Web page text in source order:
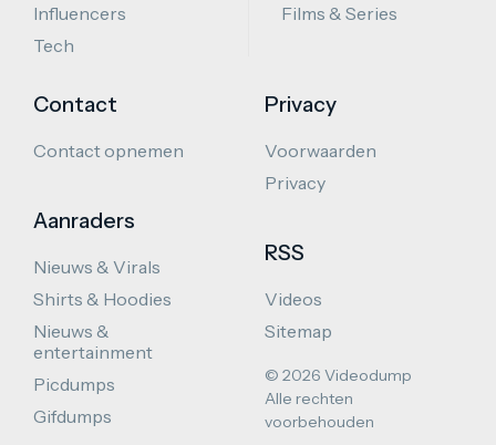
Influencers
Tech
Films & Series
Contact
Contact opnemen
Aanraders
Nieuws & Virals
Shirts & Hoodies
Nieuws &
entertainment
Picdumps
Gifdumps
Privacy
Voorwaarden
Privacy
RSS
Videos
Sitemap
© 2026 Videodump
Alle rechten
voorbehouden